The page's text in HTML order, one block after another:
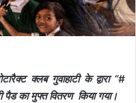
क्लब गुवाहाटी के द्वारा “#
का मुफ्त वितरण किया गया।